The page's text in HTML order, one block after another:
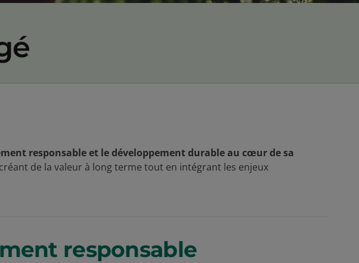
responsable et le développement durable au cœur de sa
de la valeur à long terme tout en intégrant les enjeux
responsable